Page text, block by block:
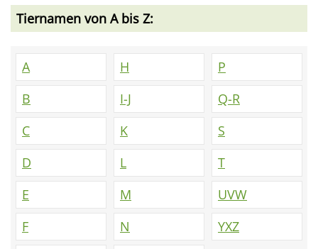
Tiernamen von A bis Z:
A
B
C
D
E
F
H
I-J
K
L
M
N
P
Q-R
S
T
UVW
YXZ